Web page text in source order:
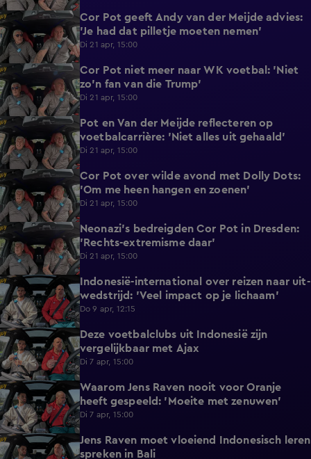
0:33
Cor Pot geeft Andy van der Meijde advies:
'Je had dat pilletje moeten nemen'
Di 21 apr, 15:00
0:46
Cor Pot niet meer naar WK voetbal: 'Niet
zo'n fan van die Trump'
Di 21 apr, 15:00
1:10
Pot en Van der Meijde reflecteren op
voetbalcarrière: 'Niet alles uit gehaald'
Di 21 apr, 15:00
1:27
Cor Pot over wilde avond met Dolly Dots:
'Om me heen hangen en zoenen'
Di 21 apr, 15:00
0:34
Neonazi's bedreigden Cor Pot in Dresden:
'Rechts-extremisme daar'
Di 21 apr, 15:00
1:09
Indonesië-international over reizen naar uit-
wedstrijd: 'Veel impact op je lichaam'
Do 9 apr, 12:15
1:17
Deze voetbalclubs uit Indonesië zijn
vergelijkbaar met Ajax
Di 7 apr, 15:00
0:56
Waarom Jens Raven nooit voor Oranje
heeft gespeeld: 'Moeite met zenuwen'
Di 7 apr, 15:00
0:31
Jens Raven moet vloeiend Indonesisch leren
spreken in Bali